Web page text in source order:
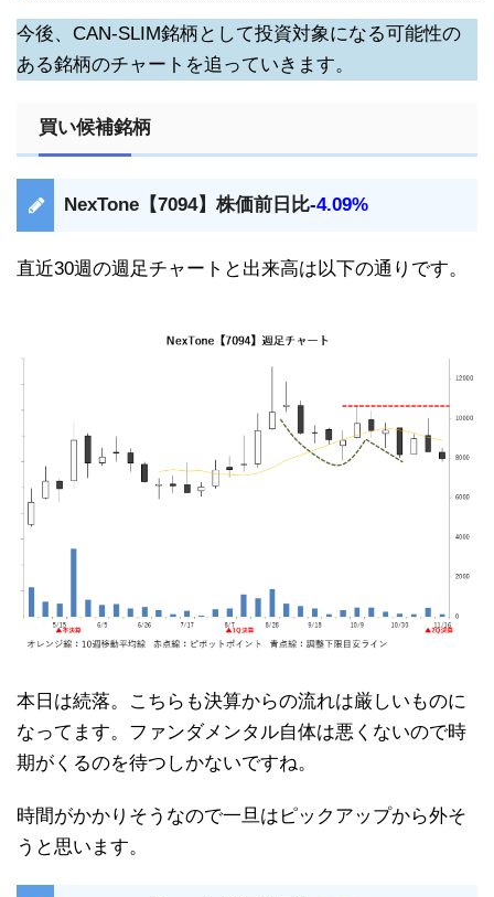
今後、CAN-SLIM銘柄として投資対象になる可能性の
ある銘柄のチャートを追っていきます。
買い候補銘柄
NexTone【7094】株価前日比-4.09%
直近30週の週足チャートと出来高は以下の通りです。
本日は続落。こちらも決算からの流れは厳しいものに
なってます。ファンダメンタル自体は悪くないので時
期がくるのを待つしかないですね。
時間がかかりそうなので一旦はピックアップから外そ
うと思います。